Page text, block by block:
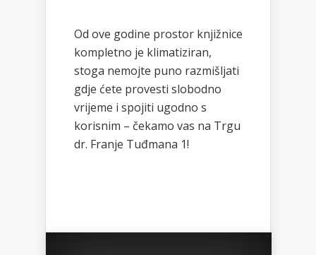
Od ove godine prostor knjižnice
kompletno je klimatiziran,
stoga nemojte puno razmišljati
gdje ćete provesti slobodno
vrijeme i spojiti ugodno s
korisnim – čekamo vas na Trgu
dr. Franje Tuđmana 1!